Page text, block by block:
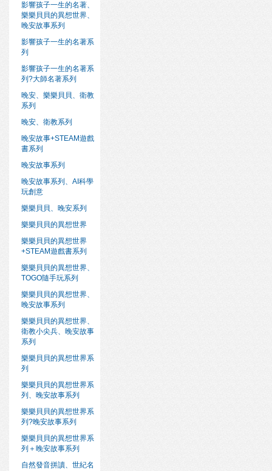
影響孩子一生的名著、
樂樂貝貝的異想世界、
晚安故事系列
影響孩子一生的名著系
列
影響孩子一生的名著系
列?大師名著系列
晚安、樂樂貝貝、衛教
系列
晚安、衛教系列
晚安故事+STEAM遊戲
書系列
晚安故事系列
晚安故事系列、AI科學
玩創意
樂樂貝貝、晚安系列
樂樂貝貝的異想世界
樂樂貝貝的異想世界
+STEAM遊戲書系列
樂樂貝貝的異想世界、
TOGO隨手玩系列
樂樂貝貝的異想世界、
晚安故事系列
樂樂貝貝的異想世界、
衛教小尖兵、晚安故事
系列
樂樂貝貝的異想世界系
列
樂樂貝貝的異想世界系
列、晚安故事系列
樂樂貝貝的異想世界系
列?晚安故事系列
樂樂貝貝的異想世界系
列＋晚安故事系列
自然發音拼讀、世紀名